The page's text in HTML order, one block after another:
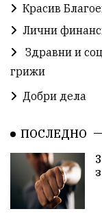
Прокуратура
Избори
Красива
РСПБЗН
Красив
Лични
Здравни и
грижи
Добри дела
ПОСЛЕДНО